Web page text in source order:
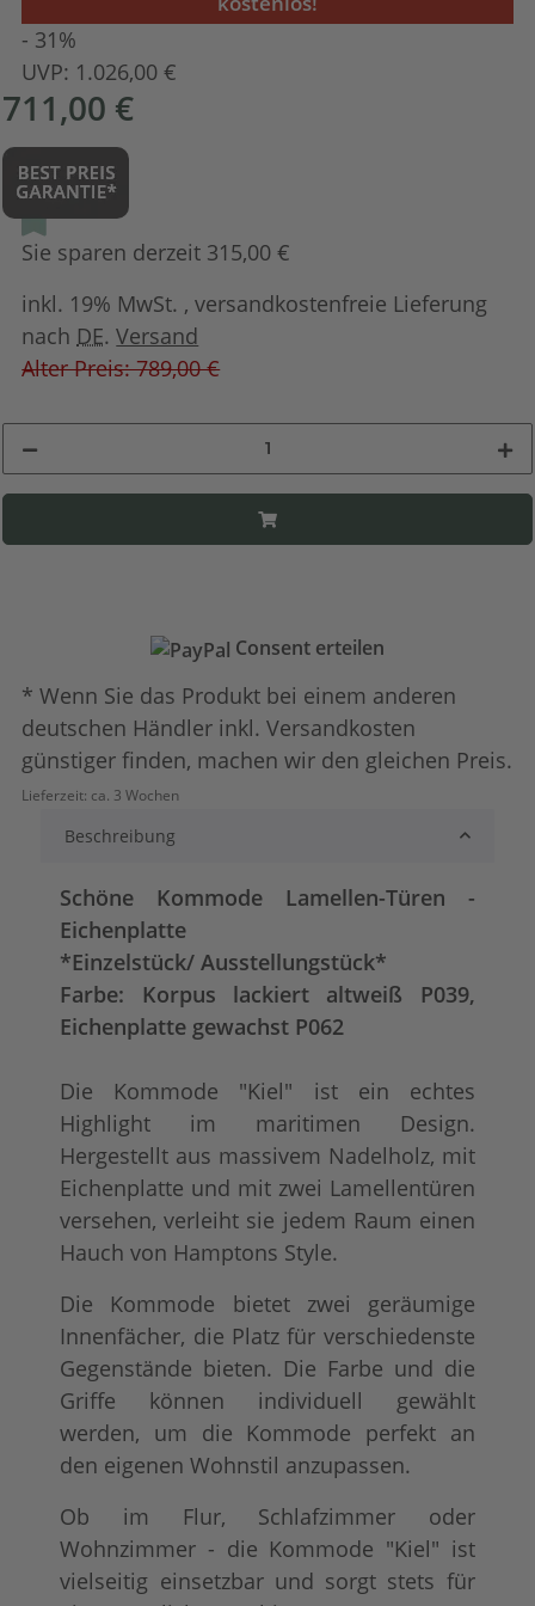
- 31%
UVP: 1.026,00 €
711,00 €
Sie sparen derzeit 315,00 €
inkl. 19% MwSt. , versandkostenfreie Lieferung
nach DE.Versand
Alter Preis: 789,00 €
Consent erteilen
* Wenn Sie das Produkt bei einem anderen
deutschen Händler inkl. Versandkosten
günstiger finden, machen wir den gleichen Preis.
Lieferzeit: ca. 3 Wochen
Beschreibung
Schöne Kommode Lamellen-Türen -
Eichenplatte
*Einzelstück/ Ausstellungstück*
Farbe: Korpus lackiert altweiß P039,
Eichenplatte gewachst P062
Die Kommode "Kiel" ist ein echtes
Highlight im maritimen Design.
Hergestellt aus massivem Nadelholz, mit
Eichenplatte und mit zwei Lamellentüren
versehen, verleiht sie jedem Raum einen
Hauch von Hamptons Style.
Die Kommode bietet zwei geräumige
Innenfächer, die Platz für verschiedenste
Gegenstände bieten. Die Farbe und die
Griffe können individuell gewählt
werden, um die Kommode perfekt an
den eigenen Wohnstil anzupassen.
Ob im Flur, Schlafzimmer oder
Wohnzimmer - die Kommode "Kiel" ist
vielseitig einsetzbar und sorgt stets für